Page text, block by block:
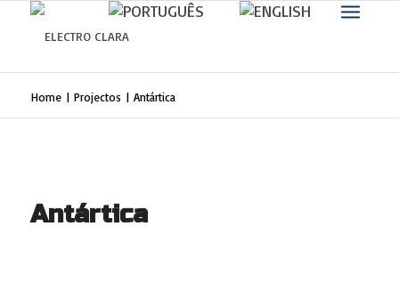
Home | Projectos | Antártica
Antártica
Saber mais. Eu concordo